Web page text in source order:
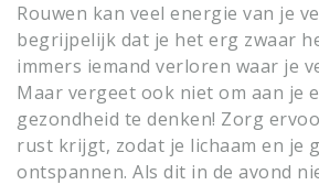
Rouwen kan veel energie van je
begrijpelijk dat je het erg zwaar
immers iemand verloren waar je
Maar vergeet ook niet om aan je
gezondheid te denken! Zorg
rust krijgt, zodat je lichaam en je
ontspannen. Als dit in de avond